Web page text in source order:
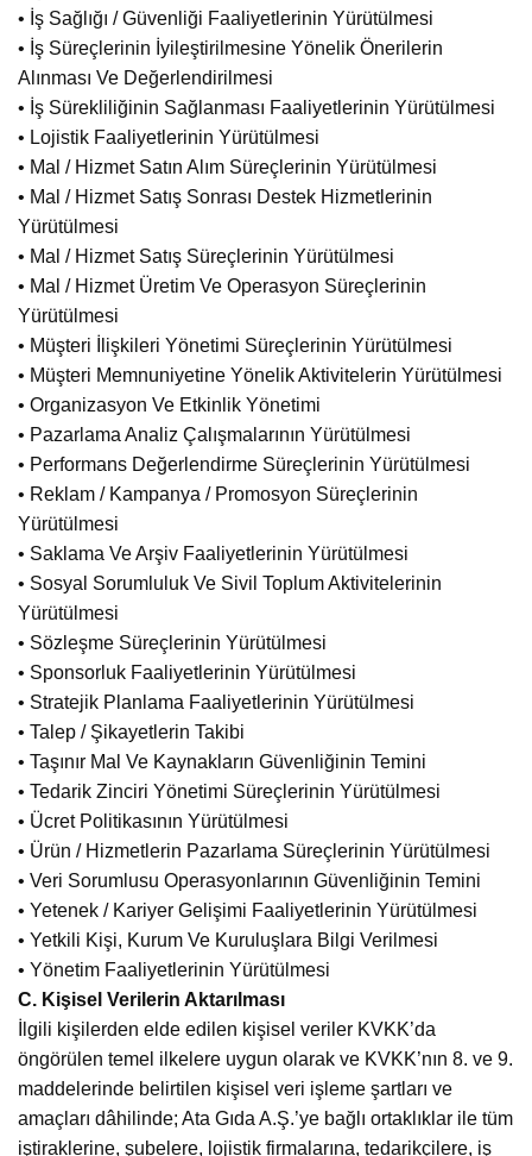
• İş Sağlığı / Güvenliği Faaliyetlerinin Yürütülmesi
• İş Süreçlerinin İyileştirilmesine Yönelik Önerilerin
Alınması Ve Değerlendirilmesi
• İş Sürekliliğinin Sağlanması Faaliyetlerinin Yürütülmesi
• Lojistik Faaliyetlerinin Yürütülmesi
• Mal / Hizmet Satın Alım Süreçlerinin Yürütülmesi
• Mal / Hizmet Satış Sonrası Destek Hizmetlerinin
Yürütülmesi
• Mal / Hizmet Satış Süreçlerinin Yürütülmesi
• Mal / Hizmet Üretim Ve Operasyon Süreçlerinin
Yürütülmesi
• Müşteri İlişkileri Yönetimi Süreçlerinin Yürütülmesi
• Müşteri Memnuniyetine Yönelik Aktivitelerin Yürütülmesi
• Organizasyon Ve Etkinlik Yönetimi
• Pazarlama Analiz Çalışmalarının Yürütülmesi
• Performans Değerlendirme Süreçlerinin Yürütülmesi
• Reklam / Kampanya / Promosyon Süreçlerinin
Yürütülmesi
• Saklama Ve Arşiv Faaliyetlerinin Yürütülmesi
• Sosyal Sorumluluk Ve Sivil Toplum Aktivitelerinin
Yürütülmesi
• Sözleşme Süreçlerinin Yürütülmesi
• Sponsorluk Faaliyetlerinin Yürütülmesi
• Stratejik Planlama Faaliyetlerinin Yürütülmesi
• Talep / Şikayetlerin Takibi
• Taşınır Mal Ve Kaynakların Güvenliğinin Temini
• Tedarik Zinciri Yönetimi Süreçlerinin Yürütülmesi
• Ücret Politikasının Yürütülmesi
• Ürün / Hizmetlerin Pazarlama Süreçlerinin Yürütülmesi
• Veri Sorumlusu Operasyonlarının Güvenliğinin Temini
• Yetenek / Kariyer Gelişimi Faaliyetlerinin Yürütülmesi
• Yetkili Kişi, Kurum Ve Kuruluşlara Bilgi Verilmesi
• Yönetim Faaliyetlerinin Yürütülmesi
C. Kişisel Verilerin Aktarılması
İlgili kişilerden elde edilen kişisel veriler KVKK’da
öngörülen temel ilkelere uygun olarak ve KVKK’nın 8. ve 9.
maddelerinde belirtilen kişisel veri işleme şartları ve
amaçları dâhilinde; Ata Gıda A.Ş.’ye bağlı ortaklıklar ile tüm
iştiraklerine, şubelere, lojistik firmalarına, tedarikçilere, iş